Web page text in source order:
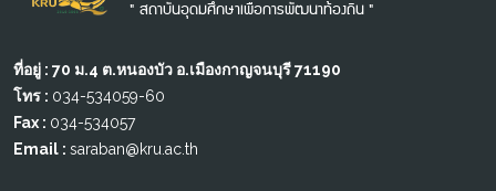
" สถาบันอุดมศึกษาเพื่อการพัฒนาท้องถิ่น "
ที่อยู่ : 70 ม.4 ต.หนองบัว อ.เมืองกาญจนบุรี 71190
โทร : 034-534059-60
Fax : 034-534057
Email : saraban@kru.ac.th